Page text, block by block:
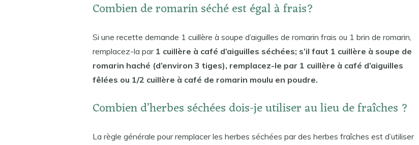
Combien de romarin séché est égal à frais?
Si une recette demande 1 cuillère à soupe d’aiguilles de romarin frais ou 1 brin de romarin,
remplacez-la par 1 cuillère à café d’aiguilles séchées; s’il faut 1 cuillère à soupe de
romarin haché (d’environ 3 tiges), remplacez-le par 1 cuillère à café d’aiguilles
fêlées ou 1/2 cuillère à café de romarin moulu en poudre.
Combien d’herbes séchées dois-je utiliser au lieu de fraîches ?
La règle générale pour remplacer les herbes séchées par des herbes fraîches est d’utiliser